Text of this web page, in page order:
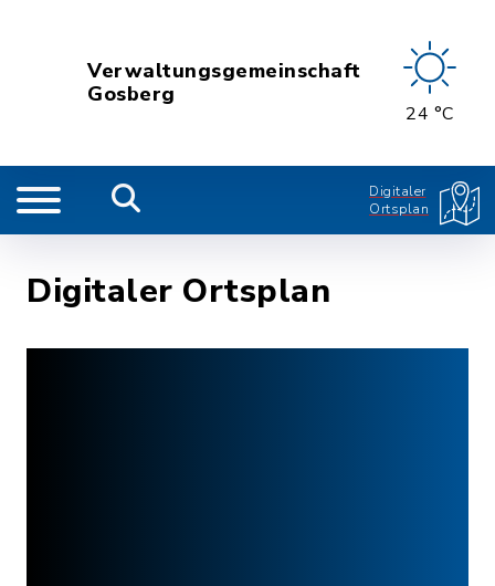
Verwaltungsgemeinschaft
Gosberg
24 °C
Digitaler
Ortsplan
Digitaler Ortsplan